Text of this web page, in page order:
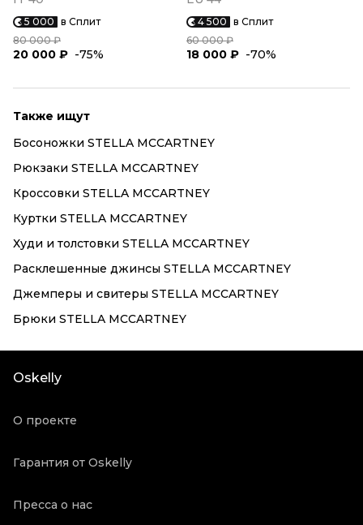
5 000 в Сплит
80 000 ₽
20 000 ₽ -75%
4 500 в Сплит
60 000 ₽
18 000 ₽ -70%
Также ищут
Босоножки STELLA MCCARTNEY
Рюкзаки STELLA MCCARTNEY
Кроссовки STELLA MCCARTNEY
Куртки STELLA MCCARTNEY
Худи и толстовки STELLA MCCARTNEY
Расклешенные джинсы STELLA MCCARTNEY
Джемперы и свитеры STELLA MCCARTNEY
Брюки STELLA MCCARTNEY
Oskelly
О проекте
Гарантия от Oskelly
Пресса о нас